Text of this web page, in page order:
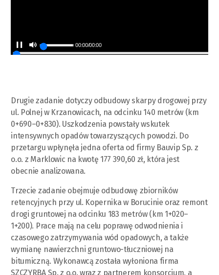
00:00/00:00
Drugie zadanie dotyczy odbudowy skarpy drogowej przy
ul. Polnej w Krzanowicach, na odcinku 140 metrów (km
0+690–0+830). Uszkodzenia powstały wskutek
intensywnych opadów towarzyszących powodzi. Do
przetargu wpłynęła jedna oferta od firmy Bauvip Sp. z
o.o. z Marklowic na kwotę 177 390,60 zł, która jest
obecnie analizowana.
Trzecie zadanie obejmuje odbudowę zbiorników
retencyjnych przy ul. Kopernika w Borucinie oraz remont
drogi gruntowej na odcinku 183 metrów (km 1+020–
1+200). Prace mają na celu poprawę odwodnienia i
czasowego zatrzymywania wód opadowych, a także
wymianę nawierzchni gruntowo-tłuczniowej na
bitumiczną. Wykonawcą została wyłoniona firma
SZCZYRBA Sp. z o.o. wraz z partnerem konsorcjum, a